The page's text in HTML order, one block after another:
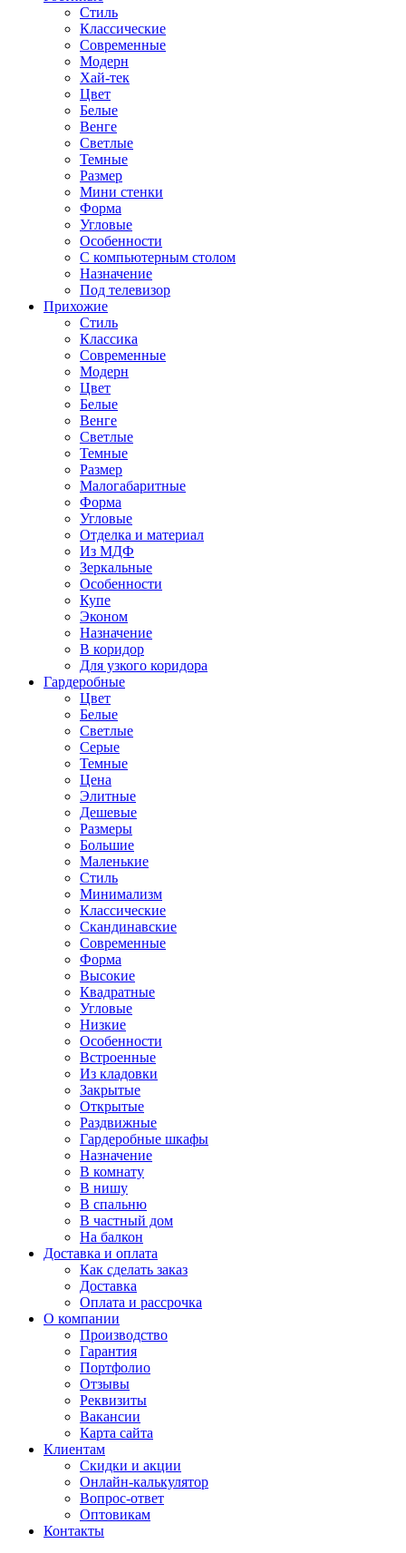
Стиль
Классические
Современные
Модерн
Хай-тек
Цвет
Белые
Венге
Светлые
Темные
Размер
Мини стенки
Форма
Угловые
Особенности
С компьютерным столом
Назначение
Под телевизор
Прихожие
Стиль
Классика
Современные
Модерн
Цвет
Белые
Венге
Светлые
Темные
Размер
Малогабаритные
Форма
Угловые
Отделка и материал
Из МДФ
Зеркальные
Особенности
Купе
Эконом
Назначение
В коридор
Для узкого коридора
Гардеробные
Цвет
Белые
Светлые
Серые
Темные
Цена
Элитные
Дешевые
Размеры
Большие
Маленькие
Стиль
Минимализм
Классические
Скандинавские
Современные
Форма
Высокие
Квадратные
Угловые
Низкие
Особенности
Встроенные
Из кладовки
Закрытые
Открытые
Раздвижные
Гардеробные шкафы
Назначение
В комнату
В нишу
В спальню
В частный дом
На балкон
Доставка и оплата
Как сделать заказ
Доставка
Оплата и рассрочка
О компании
Производство
Гарантия
Портфолио
Отзывы
Реквизиты
Вакансии
Карта сайта
Клиентам
Скидки и акции
Онлайн-калькулятор
Вопрос-ответ
Оптовикам
Контакты